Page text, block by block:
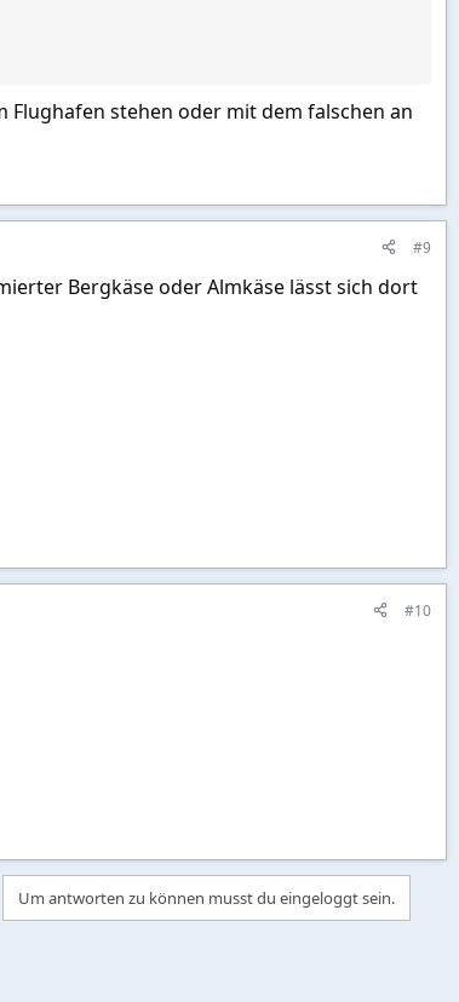
Flughafen stehen oder mit dem falschen an
#9
Bergkäse oder Almkäse lässt sich dort
#10
Um antworten zu können musst du eingeloggt sein.